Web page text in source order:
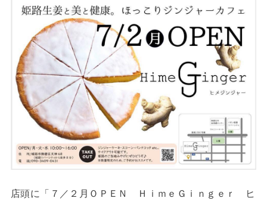
店頭に「７／２月ＯＰＥＮ ＨｉｍｅＧｉｎｇｅｒ ヒ